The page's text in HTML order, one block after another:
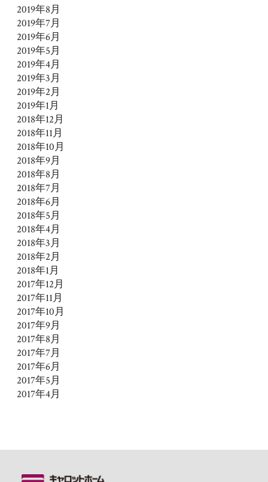
2019年8月
2019年7月
2019年6月
2019年5月
2019年4月
2019年3月
2019年2月
2019年1月
2018年12月
2018年11月
2018年10月
2018年9月
2018年8月
2018年7月
2018年6月
2018年5月
2018年4月
2018年3月
2018年2月
2018年1月
2017年12月
2017年11月
2017年10月
2017年9月
2017年8月
2017年7月
2017年6月
2017年5月
2017年4月